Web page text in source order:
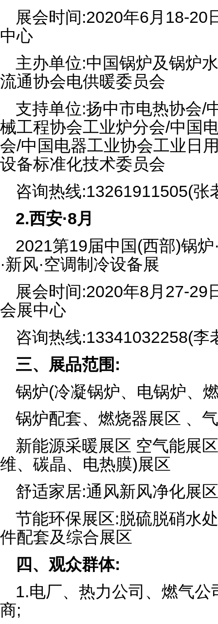
展会时间:2020年6月18-20
中心
主办单位:中国锅炉及锅炉
流通协会电供暖委员会
支持单位:扬中市电热协会/
械工程协会工业炉分会/中国
会/中国电器工业协会工业日
设备标准化技术委员会
咨询热线:13261911505(张
2.西安·8月
2021第19届中国(西部)锅炉
·新风·空调制冷设备展
展会时间:2020年8月27-29
会展中心
咨询热线:13341032258(李
三、展品范围:
锅炉(冷凝锅炉、电锅炉、
锅炉配套、燃烧器展区 、
新能源采暖展区 空气能展
维、碳晶、电热膜)展区
舒适家居:通风新风净化展
节能环保展区:脱硫脱硝水
件配套及综合展区
四、观众群体:
1.电厂、热力公司、燃气
商;